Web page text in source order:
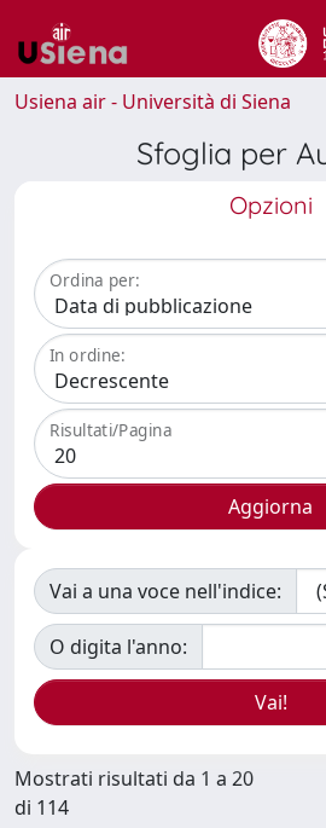
Usiena air - Università di Siena
Sfoglia per
Opzioni
Ordina per:
In ordine:
Risultati/Pagina
Vai a una voce nell'indice:
O digita l'anno:
Mostrati risultati da 1 a 20
di 114